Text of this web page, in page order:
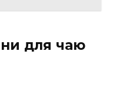
для чаю